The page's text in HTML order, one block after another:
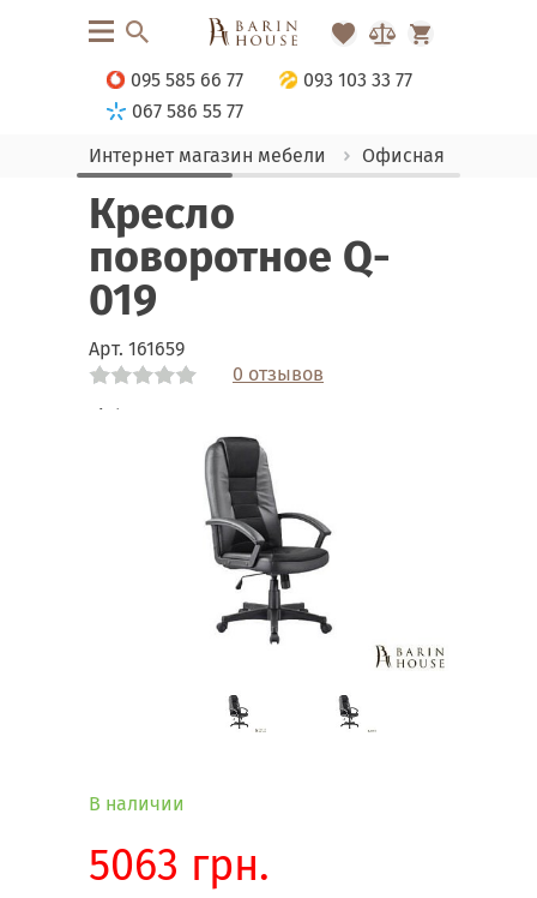
095 585 66 77
093 103 33 77
067 586 55 77
Интернет магазин мебели
Офисная мебель
Кресло
поворотное Q-
019
Арт. 161659
0 отзывов
Link
Link
В наличии
5063 грн.